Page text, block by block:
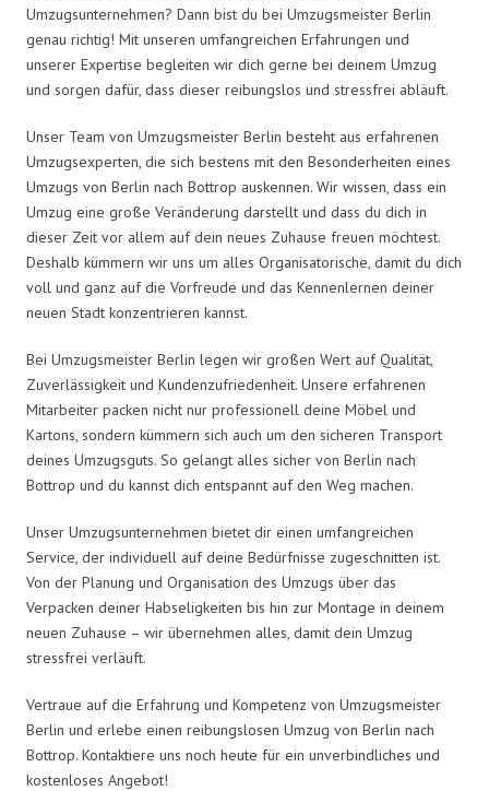
Umzugsunternehmen? Dann bist du bei Umzugsmeister Berlin
genau richtig! Mit unseren umfangreichen Erfahrungen und
unserer Expertise begleiten wir dich gerne bei deinem Umzug
und sorgen dafür, dass dieser reibungslos und stressfrei abläuft.
Unser Team von Umzugsmeister Berlin besteht aus erfahrenen
Umzugsexperten, die sich bestens mit den Besonderheiten eines
Umzugs von Berlin nach Bottrop auskennen. Wir wissen, dass ein
Umzug eine große Veränderung darstellt und dass du dich in
dieser Zeit vor allem auf dein neues Zuhause freuen möchtest.
Deshalb kümmern wir uns um alles Organisatorische, damit du dich
voll und ganz auf die Vorfreude und das Kennenlernen deiner
neuen Stadt konzentrieren kannst.
Bei Umzugsmeister Berlin legen wir großen Wert auf Qualität,
Zuverlässigkeit und Kundenzufriedenheit. Unsere erfahrenen
Mitarbeiter packen nicht nur professionell deine Möbel und
Kartons, sondern kümmern sich auch um den sicheren Transport
deines Umzugsguts. So gelangt alles sicher von Berlin nach
Bottrop und du kannst dich entspannt auf den Weg machen.
Unser Umzugsunternehmen bietet dir einen umfangreichen
Service, der individuell auf deine Bedürfnisse zugeschnitten ist.
Von der Planung und Organisation des Umzugs über das
Verpacken deiner Habseligkeiten bis hin zur Montage in deinem
neuen Zuhause – wir übernehmen alles, damit dein Umzug
stressfrei verläuft.
Vertraue auf die Erfahrung und Kompetenz von Umzugsmeister
Berlin und erlebe einen reibungslosen Umzug von Berlin nach
Bottrop. Kontaktiere uns noch heute für ein unverbindliches und
kostenloses Angebot!